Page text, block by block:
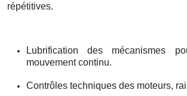
répétitives.
Lubrification des mécanismes
mouvement continu.
Contrôles techniques des moteurs,